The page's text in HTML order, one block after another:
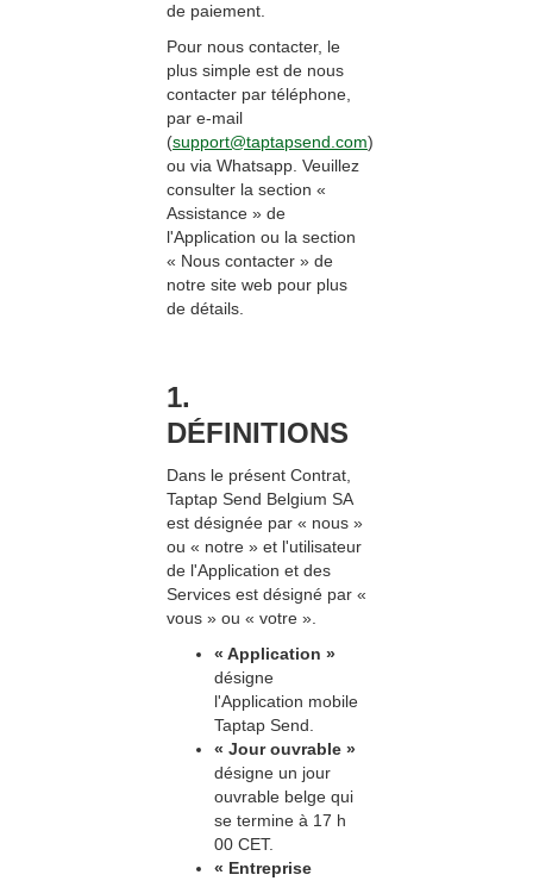
de paiement.
Pour nous contacter, le
plus simple est de nous
contacter par téléphone,
par e-mail
(support@taptapsend.com)
ou via Whatsapp. Veuillez
consulter la section «
Assistance » de
l'Application ou la section
« Nous contacter » de
notre site web pour plus
de détails.
1.
DÉFINITIONS
Dans le présent Contrat,
Taptap Send Belgium SA
est désignée par « nous »
ou « notre » et l'utilisateur
de l'Application et des
Services est désigné par «
vous » ou « votre ».
« Application »
désigne
l'Application mobile
Taptap Send.
« Jour ouvrable »
désigne un jour
ouvrable belge qui
se termine à 17 h
00 CET.
« Entreprise